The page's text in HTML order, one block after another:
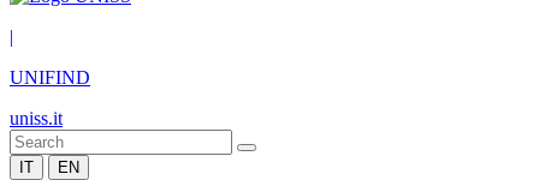
|
UNIFIND
uniss.it
IT EN